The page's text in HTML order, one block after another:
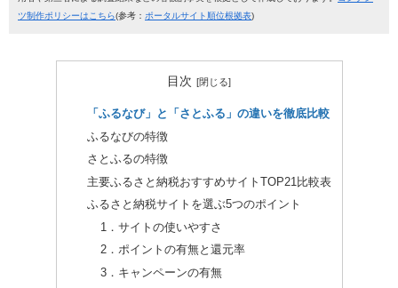
ツ制作ポリシーはこちら(参考： ポータルサイト順位根拠表)
目次
「ふるなび」と「さとふる」の違いを徹底比較
ふるなびの特徴
さとふるの特徴
主要ふるさと納税おすすめサイトTOP21比較表
ふるさと納税サイトを選ぶ5つのポイント
1．サイトの使いやすさ
2．ポイントの有無と還元率
3．キャンペーンの有無